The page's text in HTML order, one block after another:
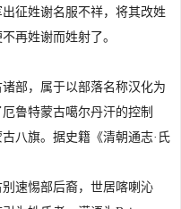
征姓谢名服不祥，将其改姓
再姓谢而姓射了。
部，属于以部落名称汉化为
鲁特蒙古噶尔丹汗的控制
八旗。据史籍《清朝通志·氏
速惕部后裔，世居喀喇沁